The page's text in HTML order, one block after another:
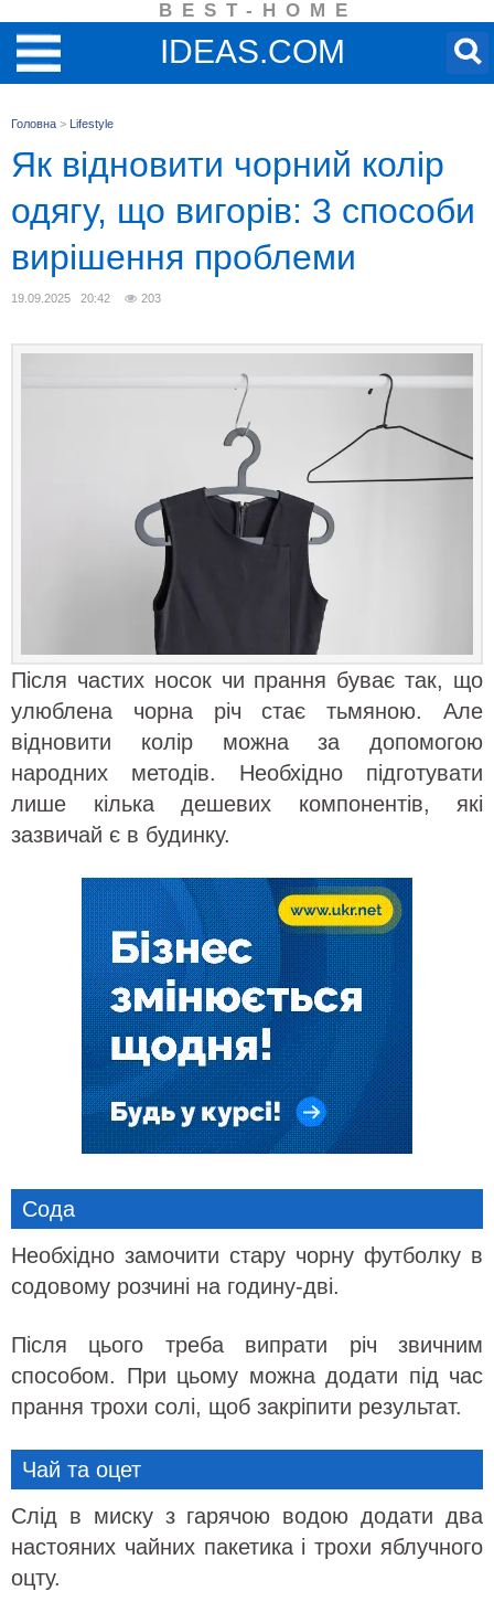
BEST-HOME
IDEAS.COM
Головна > Lifestyle
Як відновити чорний колір
одягу, що вигорів: 3 способи
вирішення проблеми
19.09.2025 20:42 203
Після частих носок чи прання буває так, що
улюблена чорна річ стає тьмяною. Але
відновити колір можна за допомогою
народних методів. Необхідно підготувати
лише кілька дешевих компонентів, які
зазвичай є в будинку.
Сода
Необхідно замочити стару чорну футболку в
содовому розчині на годину-дві.
Після цього треба випрати річ звичним
способом. При цьому можна додати під час
прання трохи солі, щоб закріпити результат.
Чай та оцет
Слід в миску з гарячою водою додати два
настояних чайних пакетика і трохи яблучного
оцту.